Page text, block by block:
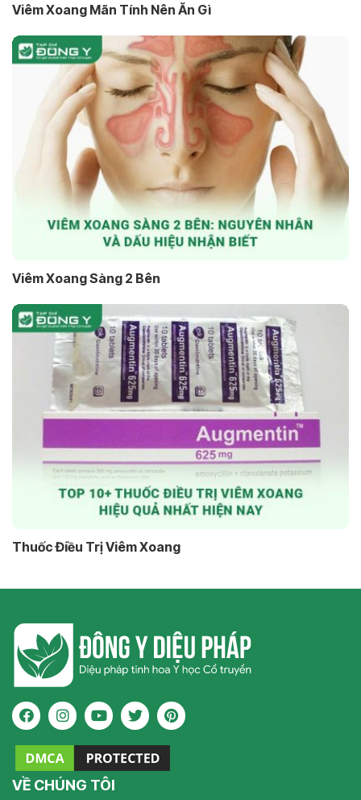
Viêm Xoang Mãn Tính Nên Ăn Gì
Viêm Xoang Sàng 2 Bên
Thuốc Điều Trị Viêm Xoang
VỀ CHÚNG TÔI